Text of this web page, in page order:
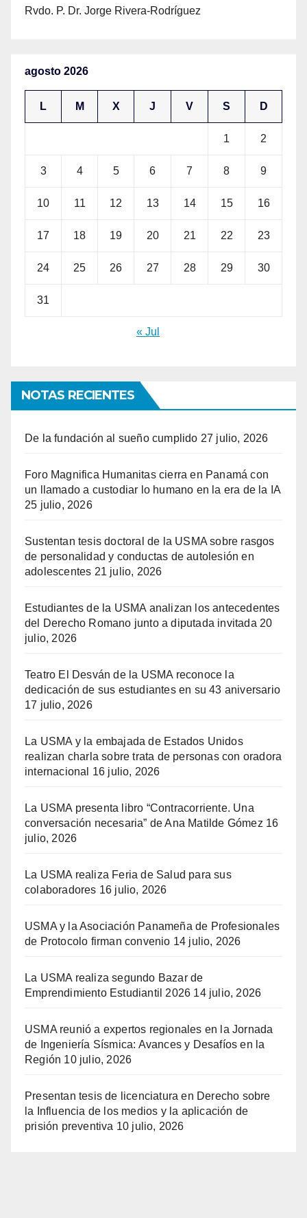
Rvdo. P. Dr. Jorge Rivera-Rodríguez
agosto 2026
L M X J V S D
1 2
3 4 5 6 7 8 9
10 11 12 13 14 15 16
17 18 19 20 21 22 23
24 25 26 27 28 29 30
31
« Jul
NOTAS RECIENTES
De la fundación al sueño cumplido 27 julio, 2026
Foro Magnifica Humanitas cierra en Panamá con
un llamado a custodiar lo humano en la era de la IA
25 julio, 2026
Sustentan tesis doctoral de la USMA sobre rasgos
de personalidad y conductas de autolesión en
adolescentes 21 julio, 2026
Estudiantes de la USMA analizan los antecedentes
del Derecho Romano junto a diputada invitada 20
julio, 2026
Teatro El Desván de la USMA reconoce la
dedicación de sus estudiantes en su 43 aniversario
17 julio, 2026
La USMA y la embajada de Estados Unidos
realizan charla sobre trata de personas con oradora
internacional
16 julio, 2026
La USMA presenta libro “Contracorriente. Una
conversación necesaria” de Ana Matilde Gómez 16
julio, 2026
La USMA realiza Feria de Salud para sus
colaboradores 16 julio, 2026
USMA y la Asociación Panameña de Profesionales
de Protocolo firman convenio 14 julio, 2026
La USMA realiza segundo Bazar de
Emprendimiento Estudiantil 2026 14 julio, 2026
USMA reunió a expertos regionales en la Jornada
de Ingeniería Sísmica: Avances y Desafíos en la
Región 10 julio, 2026
Presentan tesis de licenciatura en Derecho sobre
la Influencia de los medios y la aplicación de
prisión preventiva 10 julio, 2026